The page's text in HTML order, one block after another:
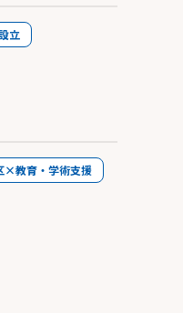
立
×教育・学術支援